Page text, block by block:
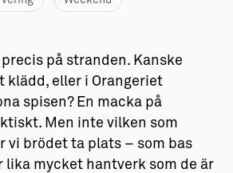
precis på stranden. Kanske
klädd, eller i Orangeriet
spisen? En macka på
Men inte vilken som
vi brödet ta plats – som bas
lika mycket hantverk som de är